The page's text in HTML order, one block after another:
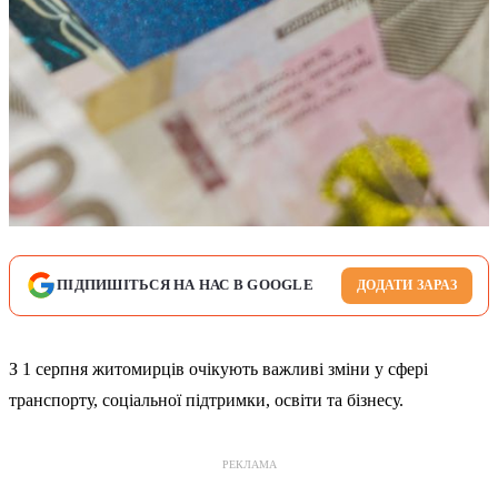
ПІДПИШІТЬСЯ НА НАС В GOOGLE ДОДАТИ ЗАРАЗ
З 1 серпня житомирців очікують важливі зміни у сфері
транспорту, соціальної підтримки, освіти та бізнесу.
РЕКЛАМА